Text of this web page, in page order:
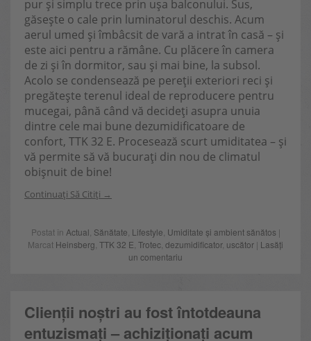
pur și simplu trece prin ușa balconului. Sus,
găsește o cale prin luminatorul deschis. Acum
aerul umed și îmbâcsit de vară a intrat în casă – și
este aici pentru a rămâne. Cu plăcere în camera
de zi și în dormitor, sau și mai bine, la subsol.
Acolo se condensează pe pereții exteriori reci și
pregătește terenul ideal de reproducere pentru
mucegai, până când vă decideți asupra unuia
dintre cele mai bune dezumidificatoare de
confort, TTK 32 E. Procesează scurt umiditatea – și
vă permite să vă bucurați din nou de climatul
obișnuit de bine!
Continuați Să Citiți
Postat în Actual Sănătate Lifestyle Umiditate și ambient sănătos |
Marcat Heinsberg TTK 32 E Trotec dezumidificator, uscător | Lasăți
un comentariu
Clienții noștri au fost întotdeauna
entuzismați – achiziționați acum